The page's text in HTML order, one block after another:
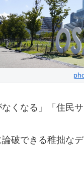
くなる」「住民
破できる稚拙な